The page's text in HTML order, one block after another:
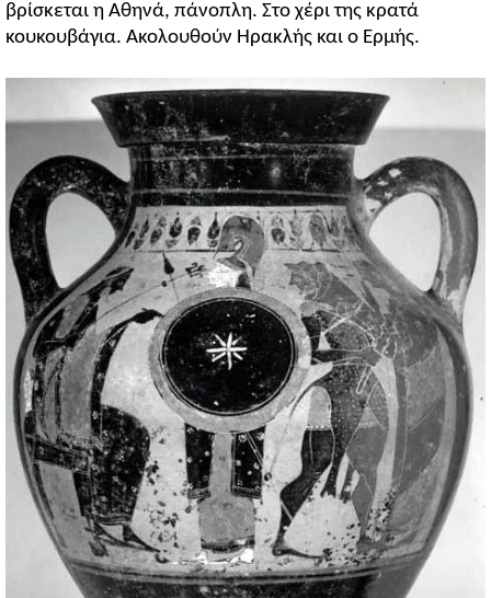
βρίσκεται η Αθηνά, πάνοπλη. Στο χέρι της κρατά
κουκουβάγια. Ακολουθούν Ηρακλής και ο Ερμής.